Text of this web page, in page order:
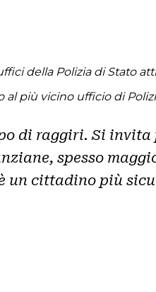
della Polizia di Stato
più vicino ufficio di
di raggiri. Si invita
spesso
un cittadino più